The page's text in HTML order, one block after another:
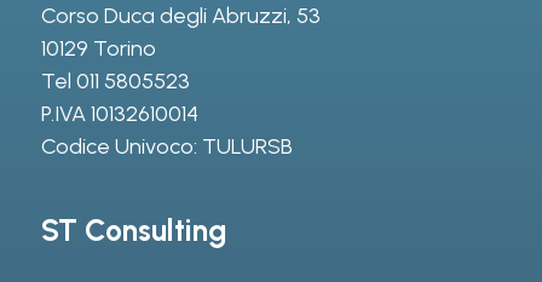
Corso Duca degli Abruzzi, 53
10129 Torino
Tel 011 5805523
P.IVA 10132610014
Codice Univoco: TULURSB
ST Consulting